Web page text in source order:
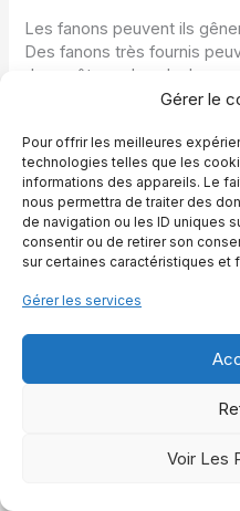
Gérer le
Pour offrir les meilleures
technologies telles que les
informations des appareils. Le
nous permettra de traiter des
de navigation ou les ID uniques
consentir ou de retirer son
sur certaines caractéristiques et
Gérer les services
Voir Les
Les fanons peuvent ils
Des fanons très fournis
des guêtres, des cloches
créant des frottements et
avant de poser les
ne compriment pas
nécessaire, un léger
boulet peut améliorer le
complètement la fonction
cet article :
ChatGPT